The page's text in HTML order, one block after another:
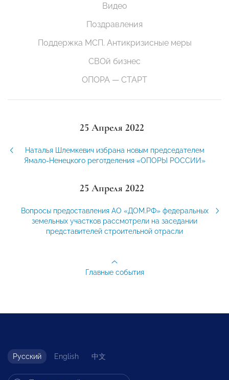
Видео
Поздравления
Поддержка МСП. Антикризисные меры
СВОй бизнес
ОПОРА — СТАРТ
25 Апреля 2022
Наталья Шлемкевич избрана новым председателем
Ямало-Ненецкого реготделения «ОПОРЫ РОССИИ»
25 Апреля 2022
Вопросы предоставления АО «ДОМ.РФ» федеральных
земельных участков рассмотрели на заседании
представителей строительной отрасли
Главные события
Русский English 中文